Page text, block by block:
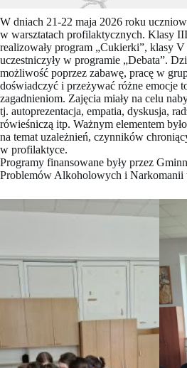
W dniach 21-22 maja 2026 roku
w warsztatach profilaktycznych. Klasy
realizowały program „Cukierki”, klasy
uczestniczyły w programie „Debata”.
możliwość poprzez zabawę, pracę w
doświadczyć i przeżywać różne emocje
zagadnieniom. Zajęcia miały na celu
tj. autoprezentacja, empatia, dyskusja,
rówieśniczą itp. Ważnym elementem
na temat uzależnień, czynników
w profilaktyce.
Programy finansowane były przez
Problemów Alkoholowych i